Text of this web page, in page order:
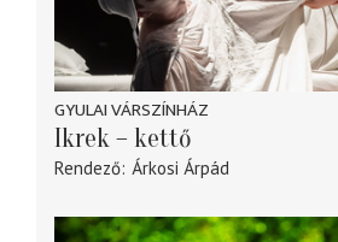
GYULAI VÁRSZÍNHÁZ
Ikrek – kettő
Rendező Árkosi Árpád